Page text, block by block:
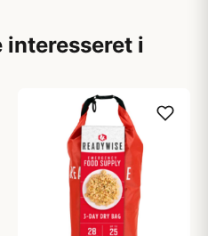
interesseret i